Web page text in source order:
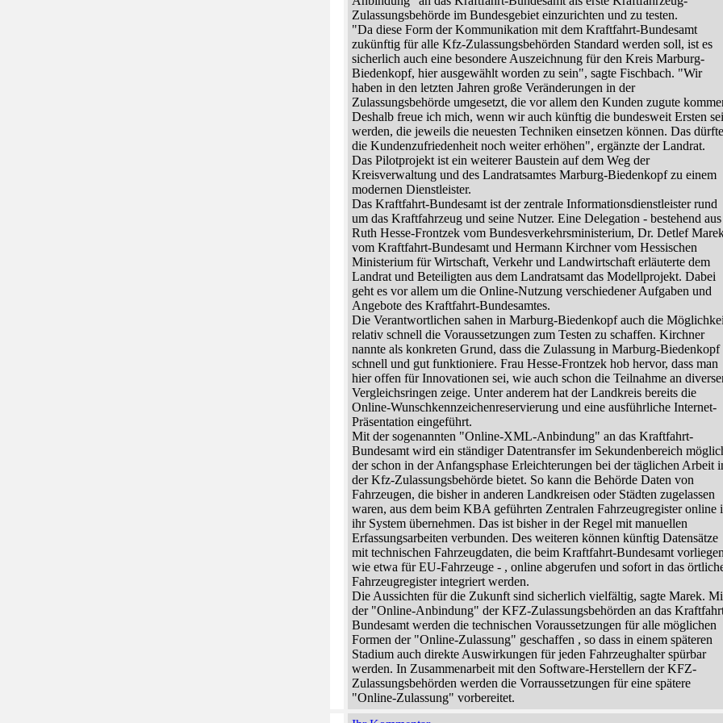
Zulassungsbehörde im Bundesgebiet einzurichten und zu testen.
"Da diese Form der Kommunikation mit dem Kraftfahrt-Bundesamt
zukünftig für alle Kfz-Zulassungsbehörden Standard werden soll, ist es
sicherlich auch eine besondere Auszeichnung für den Kreis Marburg-
Biedenkopf, hier ausgewählt worden zu sein", sagte Fischbach. "Wir
haben in den letzten Jahren große Veränderungen in der
Zulassungsbehörde umgesetzt, die vor allem den Kunden zugute
Deshalb freue ich mich, wenn wir auch künftig die bundesweit Ersten
werden, die jeweils die neuesten Techniken einsetzen können. Das dürfte
die Kundenzufriedenheit noch weiter erhöhen", ergänzte der Landrat.
Das Pilotprojekt ist ein weiterer Baustein auf dem Weg der
Kreisverwaltung und des Landratsamtes Marburg-Biedenkopf zu einem
modernen Dienstleister.
Das Kraftfahrt-Bundesamt ist der zentrale Informationsdienstleister rund
um das Kraftfahrzeug und seine Nutzer. Eine Delegation - bestehend aus
Ruth Hesse-Frontzek vom Bundesverkehrsministerium, Dr. Detlef
vom Kraftfahrt-Bundesamt und Hermann Kirchner vom Hessischen
Ministerium für Wirtschaft, Verkehr und Landwirtschaft erläuterte dem
Landrat und Beteiligten aus dem Landratsamt das Modellprojekt. Dabei
geht es vor allem um die Online-Nutzung verschiedener Aufgaben und
Angebote des Kraftfahrt-Bundesamtes.
Die Verantwortlichen sahen in Marburg-Biedenkopf auch die
relativ schnell die Voraussetzungen zum Testen zu schaffen. Kirchner
nannte als konkreten Grund, dass die Zulassung in Marburg-Biedenkopf
schnell und gut funktioniere. Frau Hesse-Frontzek hob hervor, dass man
hier offen für Innovationen sei, wie auch schon die Teilnahme an
Vergleichsringen zeige. Unter anderem hat der Landkreis bereits die
Online-Wunschkennzeichenreservierung und eine ausführliche Internet-
Präsentation eingeführt.
Mit der sogenannten "Online-XML-Anbindung" an das Kraftfahrt-
Bundesamt wird ein ständiger Datentransfer im Sekundenbereich
der schon in der Anfangsphase Erleichterungen bei der täglichen Arbeit
der Kfz-Zulassungsbehörde bietet. So kann die Behörde Daten von
Fahrzeugen, die bisher in anderen Landkreisen oder Städten zugelassen
waren, aus dem beim KBA geführten Zentralen Fahrzeugregister online
ihr System übernehmen. Das ist bisher in der Regel mit manuellen
Erfassungsarbeiten verbunden. Des weiteren können künftig Datensätze
mit technischen Fahrzeugdaten, die beim Kraftfahrt-Bundesamt
wie etwa für EU-Fahrzeuge - , online abgerufen und sofort in das
Fahrzeugregister integriert werden.
Die Aussichten für die Zukunft sind sicherlich vielfältig, sagte Marek.
der "Online-Anbindung" der KFZ-Zulassungsbehörden an das
Bundesamt werden die technischen Voraussetzungen für alle möglichen
Formen der "Online-Zulassung" geschaffen , so dass in einem späteren
Stadium auch direkte Auswirkungen für jeden Fahrzeughalter spürbar
werden. In Zusammenarbeit mit den Software-Herstellern der KFZ-
Zulassungsbehörden werden die Vorraussetzungen für eine spätere
"Online-Zulassung" vorbereitet.